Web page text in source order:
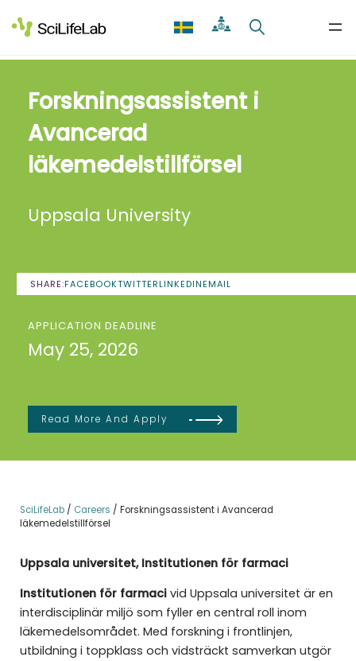
to
content
Forskningsassistent i
Avancerad
läkemedelstillförsel
Uppsala University
SHARE:FACEBOOKTWITTERLINKEDINEMAIL
APPLICATION DEADLINE
May 25, 2026
Read More And Apply
SciLifeLab/ Careers / Forskningsassistent i Avancerad
läkemedelstillförsel
Uppsala universitet, Institutionen för farmaci
Institutionen för farmacivid Uppsala universitet är en
interdisciplinär miljö som fyller en central roll inom
läkemedelsområdet. Med forskning i frontlinjen,
utbildning i toppklass och vidsträckt samverkan utgör